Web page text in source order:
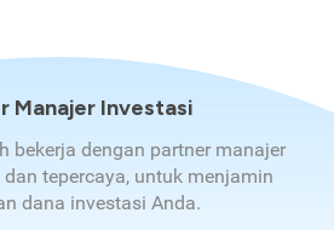
Manajer Investasi
bekerja dengan partner manajer
tepercaya, untuk menjamin
dana investasi Anda.